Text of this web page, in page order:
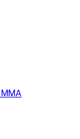
ММА